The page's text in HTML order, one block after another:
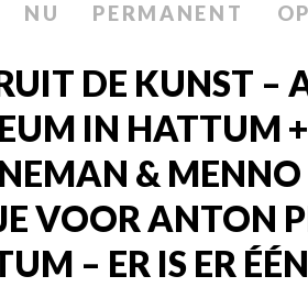
NU PERMANENT
DE KUNST –
IN HATTUM
& MENNO
VOOR ANTON
– ER IS ER